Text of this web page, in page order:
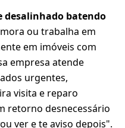
desalinhado batendo
ou trabalha em
em imóveis com
empresa atende
urgentes,
visita e reparo
retorno desnecessário
ver e te aviso depois".